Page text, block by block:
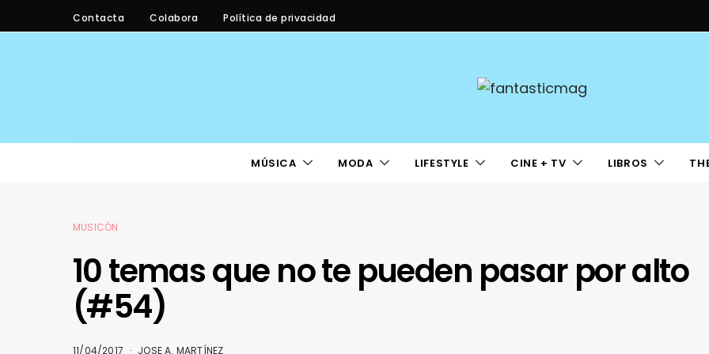
Contacta Colabora Política de privacidad
MÚSICA MODA LIFESTYLE CINE + TV LIBROS
MUSICÓN
10 temas que no te pueden pasar por alto
(#54)
11/04/2017 JOSE A. MARTÍNEZ